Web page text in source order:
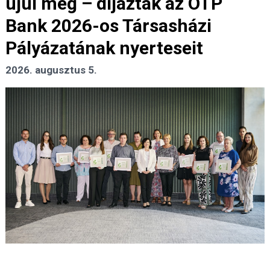
Bank 2026-os Társasházi
Pályázatának nyerteseit
2026. augusztus 5.